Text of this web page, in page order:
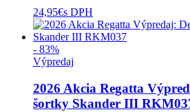
24,95€s DPH
- 83%
Výpredaj
2026 Akcia Regatta
šortky Skander III